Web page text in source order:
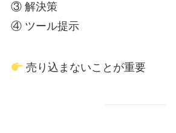
③ 解決策
④ ツール提示
売り込まないことが重要